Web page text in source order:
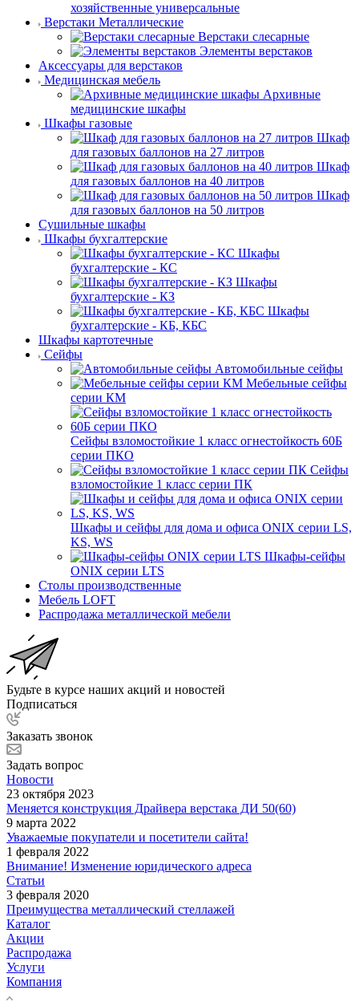
хозяйственные универсальные
Верстаки Металлические
Верстаки слесарные
Элементы верстаков
Аксессуары для верстаков
Медицинская мебель
Архивные
медицинские шкафы
Шкафы газовые
Шкаф
для газовых баллонов на 27 литров
Шкаф
для газовых баллонов на 40 литров
Шкаф
для газовых баллонов на 50 литров
Сушильные шкафы
Шкафы бухгалтерские
Шкафы
бухгалтерские - КС
Шкафы
бухгалтерские - КЗ
Шкафы
бухгалтерские - КБ, КБС
Шкафы картотечные
Сейфы
Автомобильные сейфы
Мебельные сейфы
серии КМ
Сейфы взломостойкие 1 класс огнестойкость 60Б
серии ПКО
Сейфы
взломостойкие 1 класс серии ПК
Шкафы и сейфы для дома и офиса ONIX серии LS,
KS, WS
Шкафы-сейфы
ONIX серии LTS
Столы производственные
Мебель LOFT
Распродажа металлической мебели
Будьте в курсе наших акций и новостей
Подписаться
Заказать звонок
Задать вопрос
Новости
23 октября 2023
Меняется конструкция Драйвера верстака ДИ 50(60)
9 марта 2022
Уважаемые покупатели и посетители сайта!
1 февраля 2022
Внимание! Изменение юридического адреса
Статьи
3 февраля 2020
Преимущества металлический стеллажей
Каталог
Акции
Распродажа
Услуги
Компания